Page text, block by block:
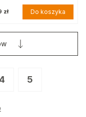
zł Do koszyka
5